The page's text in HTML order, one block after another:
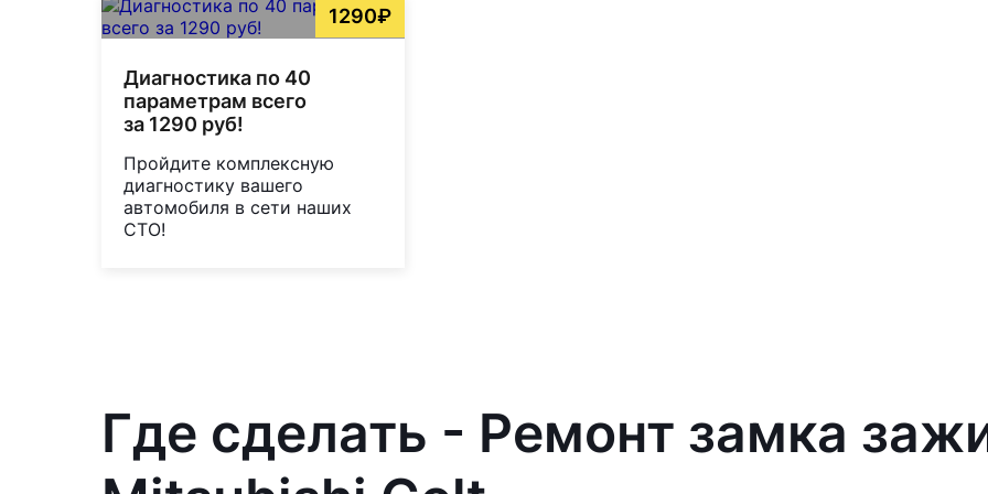
1290₽
Диагностика по 40
параметрам всего
за 1290 руб!
Пройдите комплексную
диагностику вашего
автомобиля в сети наших
СТО!
Где сделать - Ремонт замка